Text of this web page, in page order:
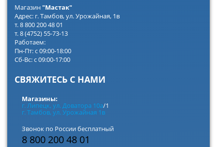
Магазин"Мастак"
Адрес: г. Тамбов, ул. Урожайная, 1в
т. 8 800 200 48 01
т. 8 (4752) 55-73-13
Работаем:
Пн-Пт: с 09:00-18:00
Сб-Вс: с 09:00-17:00
СВЯЖИТЕСЬ С НАМИ
Магазины:
г. Липецк, ул. Доватора 10а/1
г. Тамбов, ул. Урожайная 1в
Звонок по России бесплатный
8 800 200 48 01